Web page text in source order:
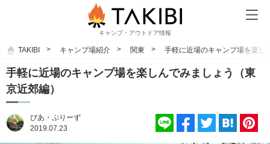
キャンプ・アウトドア情報
TAKIBI キャンプ場紹介 関東 手軽に近場のキャンプ場を楽し
手軽に近場のキャンプ場を楽しんでみましょう（東
京近郊編）
びあ・ぷりーず
2019.07.23